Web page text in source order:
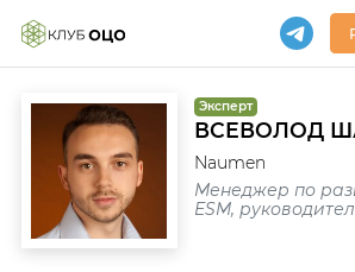
Эксперт
ВСЕВОЛОД
Naumen
Менеджер по
ESM,